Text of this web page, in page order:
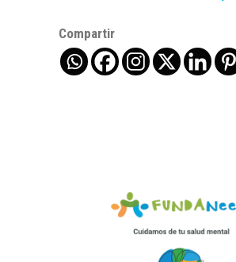
Compartir